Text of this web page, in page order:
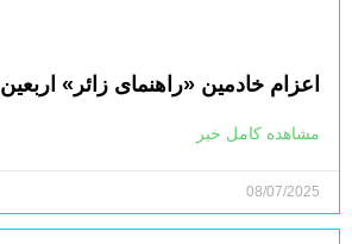
اعزام خادمین «راهنمای زائر» اربعین 1404
مشاهده کامل خبر
08/07/2025